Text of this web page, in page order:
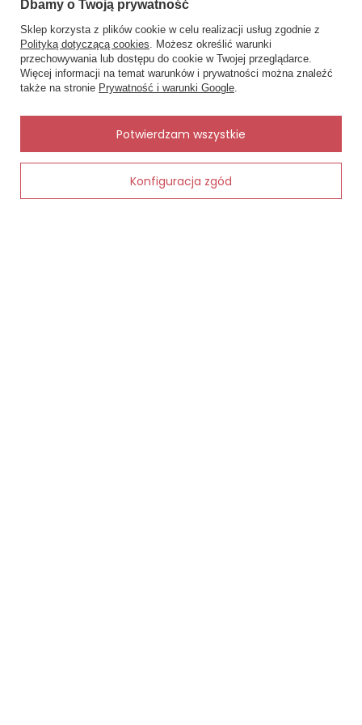
Dodaj do koszyka
Inne rzeczy od tego samego producenta
×
✨ Asystent zakupowy
Napisz czego szukasz — pokażę
gotowe propozycje.
Dbamy o Twoją prywatność
Sklep korzysta z plików cookie w celu realizacji usług zgodnie z
Polityką dotyczącą cookies. Możesz określić warunki
przechowywania lub dostępu do cookie w Twojej przeglądarce.
Więcej informacji na temat warunków i prywatności można znaleźć
także na stronie Prywatność i warunki Google.
Konfiguracja zgód
Potwierdzam wszystkie